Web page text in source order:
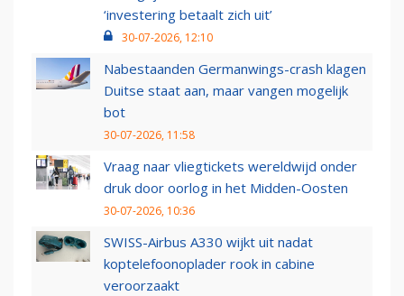
‘investering betaalt zich uit’
30-07-2026, 12:10
Nabestaanden Germanwings-crash klagen
Duitse staat aan, maar vangen mogelijk
bot
30-07-2026, 11:58
Vraag naar vliegtickets wereldwijd onder
druk door oorlog in het Midden-Oosten
30-07-2026, 10:36
SWISS-Airbus A330 wijkt uit nadat
koptelefoonoplader rook in cabine
veroorzaakt